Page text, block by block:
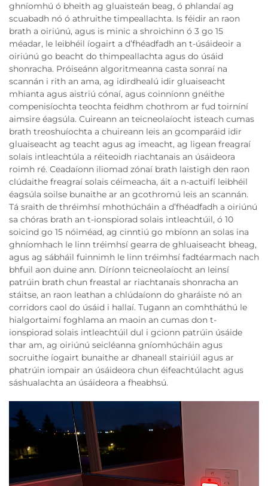
ghníomhú ó bheith ag gluaisteán beag, ó phlandaí ag
scuabadh nó ó athruithe timpeallachta. Is féidir an raon
brath a oiriúnú, agus is minic a shroichinn ó 3 go 15
méadar, le leibhéil íogairt a d’fhéadfadh an t-úsáideoir a
oiriúnú go beacht do thimpeallachta agus do úsáid
shonracha. Próiseánn algoritmeanna casta sonraí na
scannán i rith an ama, ag idirdhealú idir gluaiseacht
mhianta agus aistriú cónaí, agus coinníonn gnéithe
compenisíochta teochta feidhm chothrom ar fud toirníní
aimsire éagsúla. Cuireann an teicneolaíocht isteach cumas
brath treoshuíochta a chuireann leis an gcomparáid idir
gluaiseacht ag teacht agus ag imeacht, ag ligean freagraí
solais intleachtúla a réiteoidh riachtanais an úsáideora
roimh ré. Ceadaíonn iliomad zónaí brath laistigh den raon
clúdaithe freagraí solais céimeacha, áit a n-actuifí leibhéil
éagsúla soilse bunaithe ar an gcothromú leis an scannán.
Tá sraith de thréimhsí mhothúcháin a d’fhéadfadh a oiriúnú
sa chóras brath an t-ionspiorad solais intleachtúil, ó 10
soicind go 15 nóiméad, ag cinntiú go mbíonn an solas ina
ghníomhach le linn tréimhsí gearra de ghluaiseacht bheag,
agus ag sábháil fuinnimh le linn tréimhsí fadtéarmach nach
bhfuil aon duine ann. Díríonn teicneolaíocht an leinsí
patrúin brath chun freastal ar riachtanais shonracha an
stáitse, an raon leathan a chlúdaíonn do gharáiste nó an
corridors caol do úsáid i hallaí. Tugann an comhtháthú le
hialgortaimí foghlama an maoin an cumas don t-
ionspiorad solais intleachtúil dul i gcionn patrúin úsáide
thar am, ag oiriúnú seicléanna gníomhúcháin agus
socruithe íogairt bunaithe ar dhaneall stairiúil agus ar
phatrúin iompair an úsáideora chun éifeachtúlacht agus
sáshualachta an úsáideora a fheabhsú.